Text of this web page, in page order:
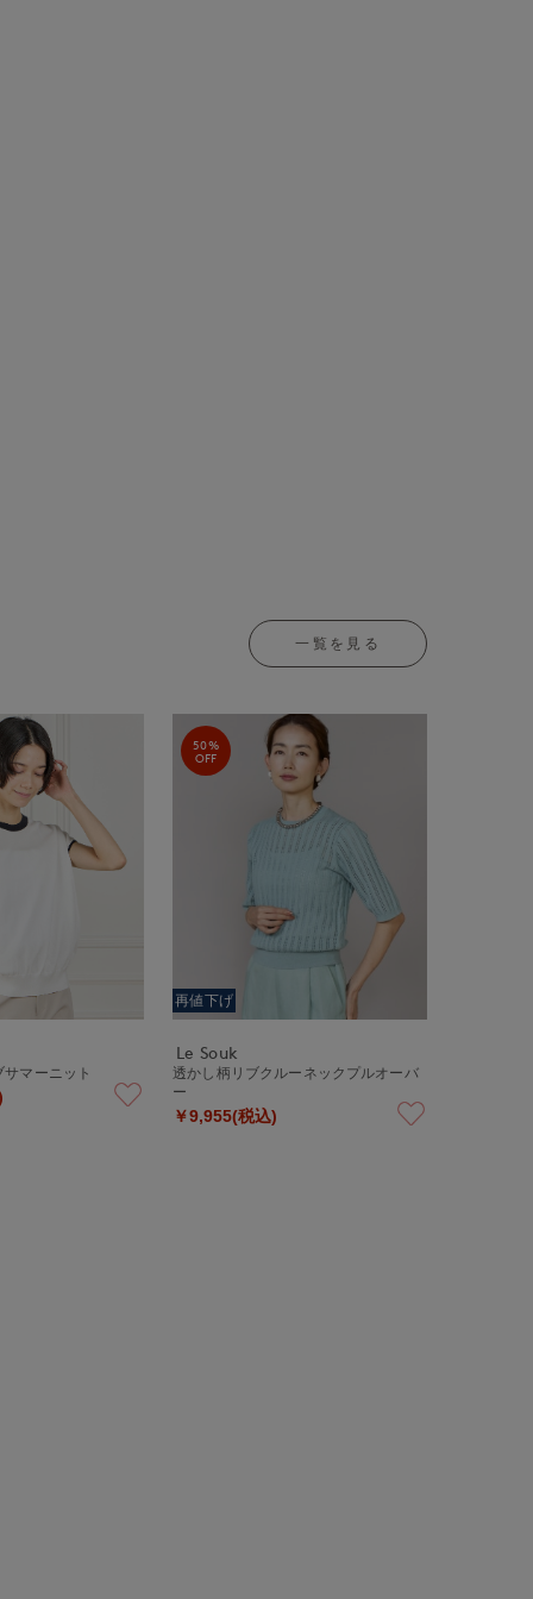
一覧を見る
マーニット
50%
OFF
再値下げ
Le Souk
透かし柄リブクルーネックプルオーバ
ー
￥9,955(税込)